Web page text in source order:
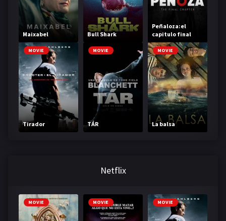
Maixabel Bull Shark
Peñaloza:el
capitulo final
MOVIE
Tirador
MOVIE
TÁR
MOVIE
La balsa
Netflix
MOVIE MOVIE MOVIE